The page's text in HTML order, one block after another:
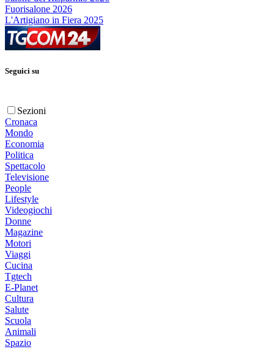
Fuorisalone 2026
L'Artigiano in Fiera 2025
Seguici su
Sezioni
Cronaca
Mondo
Economia
Politica
Spettacolo
Televisione
People
Lifestyle
Videogiochi
Donne
Magazine
Motori
Viaggi
Cucina
Tgtech
E-Planet
Cultura
Salute
Scuola
Animali
Spazio